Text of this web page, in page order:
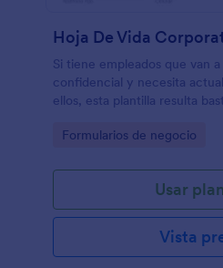
Si tiene empleados que van
confidencial y necesita
ellos, esta plantilla resulta
Go to Category:
Formularios de negocio
Usar
Vista